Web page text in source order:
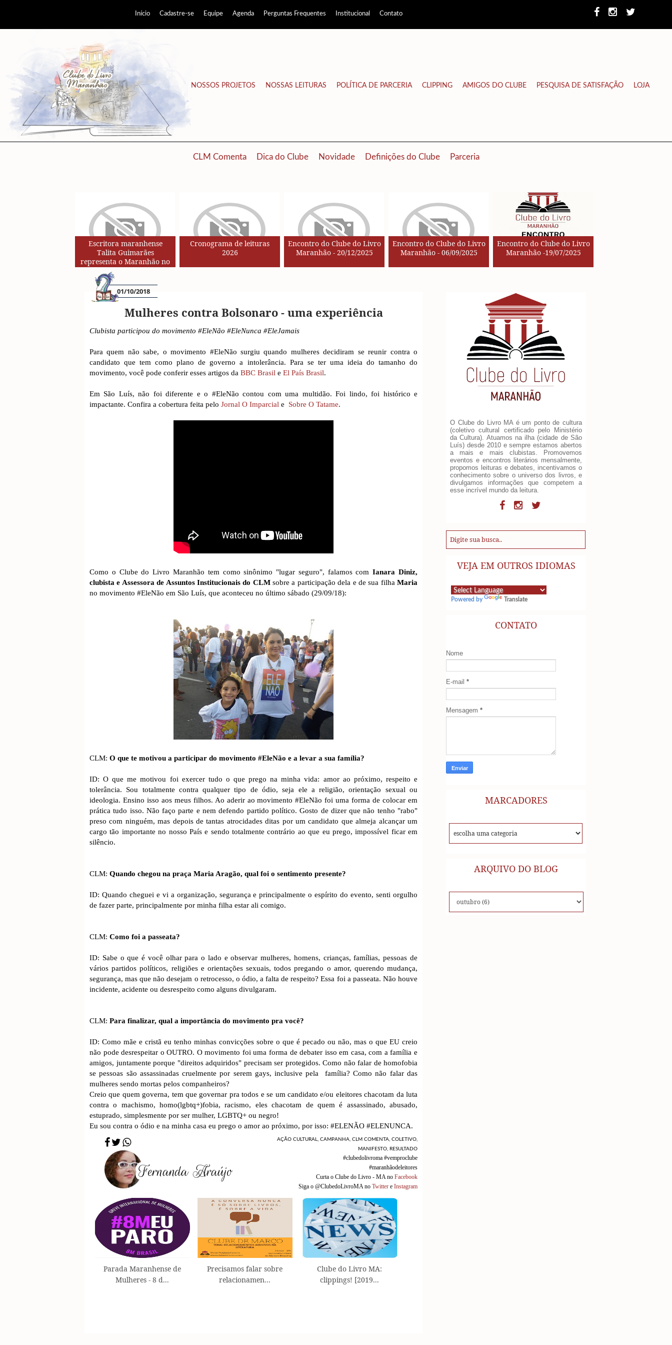
Início Cadastre-se Equipe Agenda Perguntas Frequentes Institucional Contato
NOSSOS PROJETOS NOSSAS LEITURAS POLÍTICA DE PARCERIA CLIPPING AMIGOS DO CLUBE PESQUISA DE SATISFAÇÃO LOJA
CLM Comenta Dica do Clube Novidade Definições do Clube Parceria
Escritora maranhense
Talita Guimarães
representa o Maranhão no
Circuito de Autores da Rede
SESC de Leituras
Cronograma de leituras
2026
Encontro do Clube do Livro
Maranhão - 20/12/2025
Encontro do Clube do Livro
Maranhão - 06/09/2025
Encontro do Clube do Livro
Maranhão -19/07/2025
01/10/2018
Mulheres contra Bolsonaro - uma experiência
Clubista participou do movimento #EleNão #EleNunca #EleJamais
Para quem não sabe, o movimento #EleNão surgiu quando mulheres decidiram se reunir contra o
candidato que tem como plano de governo a intolerância. Para se ter uma ideia do tamanho do
movimento, você pode conferir esses artigos da BBC Brasil e El País Brasil.
Em São Luís, não foi diferente e o #EleNão contou com uma multidão. Foi lindo, foi histórico e
impactante. Confira a cobertura feita pelo Jornal O Imparcial e Sobre O Tatame.
Como o Clube do Livro Maranhão tem como sinônimo "lugar seguro", falamos comIanara Diniz,
clubista e Assessora de Assuntos Institucionais do CLMsobre a participação dela e de sua filha Maria
no movimento #EleNão em São Luís, que aconteceu no último sábado (29/09/18):
CLM: O que te motivou a participar do movimento #EleNão e a levar a sua família?
ID: O que me motivou foi exercer tudo o que prego na minha vida: amor ao próximo, respeito e
tolerância. Sou totalmente contra qualquer tipo de ódio, seja ele a religião, orientação sexual ou
ideologia. Ensino isso aos meus filhos. Ao aderir ao movimento #EleNão foi uma forma de colocar em
prática tudo isso. Não faço parte e nem defendo partido político. Gosto de dizer que não tenho "rabo"
preso com ninguém, mas depois de tantas atrocidades ditas por um candidato que almeja alcançar um
cargo tão importante no nosso País e sendo totalmente contrário ao que eu prego, impossível ficar em
silêncio.
CLM: Quando chegou na praça Maria Aragão, qual foi o sentimento presente?
ID: Quando cheguei e vi a organização, segurança e principalmente o espírito do evento, senti orgulho
de fazer parte, principalmente por minha filha estar ali comigo.
CLM: Como foi a passeata?
ID: Sabe o que é você olhar para o lado e observar mulheres, homens, crianças, famílias, pessoas de
vários partidos políticos, religiões e orientações sexuais, todos pregando o amor, querendo mudança,
segurança, mas que não desejam o retrocesso, o ódio, a falta de respeito? Essa foi a passeata. Não houve
incidente, acidente ou desrespeito como alguns divulgaram.
CLM: Para finalizar, qual a importância do movimento pra você?
ID: Como mãe e cristã eu tenho minhas convicções sobre o que é pecado ou não, mas o que EU creio
não pode desrespeitar o OUTRO. O movimento foi uma forma de debater isso em casa, com a família e
amigos, juntamente porque "direitos adquiridos" precisam ser protegidos. Como não falar de homofobia
se pessoas são assassinadas cruelmente por serem gays, inclusive pela família? Como não falar das
mulheres sendo mortas pelos companheiros?
Creio que quem governa, tem que governar pra todos e se um candidato e/ou eleitores chacotam da luta
contra o machismo, homo(lgbtq+)fobia, racismo, eles chacotam de quem é assassinado, abusado,
estuprado, simplesmente por ser mulher, LGBTQ+ ou negro!
Eu sou contra o ódio e na minha casa eu prego o amor ao próximo, por isso: #ELENÃO #ELENUNCA.
AÇÃO CULTURAL CAMPANHA CLM COMENTA COLETIVO
MANIFESTO RESULTADO
#clubedolivroma #vemproclube
#maranhãodeleitores
Curta o Clube do Livro - MA no Facebook
Siga o @ClubedoLivroMA no Twitter e Instagram
Parada Maranhense de
Mulheres - 8 d...
Precisamos falar sobre
relacionamen...
Clube do Livro MA:
clippings! [2019...
O Clube do Livro MA é um ponto de cultura
(coletivo cultural certificado pelo Ministério
da Cultura). Atuamos na ilha (cidade de São
Luís) desde 2010 e sempre estamos abertos
a mais e mais clubistas. Promovemos
eventos e encontros literários mensalmente,
propomos leituras e debates, incentivamos o
conhecimento sobre o universo dos livros, e
divulgamos informações que competem a
esse incrível mundo da leitura.
VEJA EM OUTROS IDIOMAS
Powered by Translate
CONTATO
Nome
E-mail *
Mensagem *
MARCADORES
ARQUIVO DO BLOG